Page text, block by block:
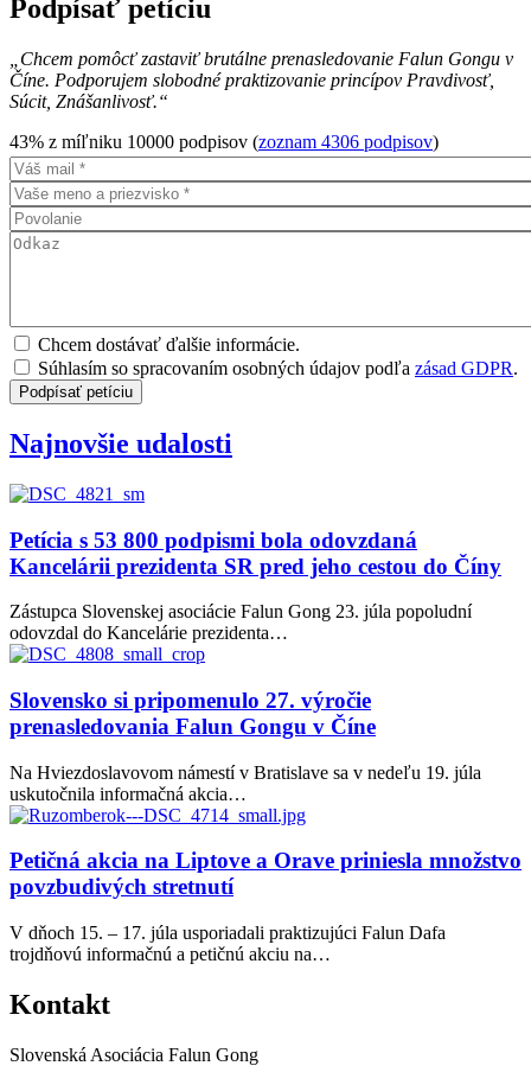
Podpísať petíciu
„Chcem pomôcť zastaviť brutálne prenasledovanie Falun Gongu v
Číne. Podporujem slobodné praktizovanie princípov Pravdivosť,
Súcit, Znášanlivosť.“
43% z míľniku 10000 podpisov (zoznam 4306 podpisov)
Chcem dostávať ďalšie informácie.
Súhlasím so spracovaním osobných údajov podľa zásad GDPR.
Najnovšie udalosti
Petícia s 53 800 podpismi bola odovzdaná
Kancelárii prezidenta SR pred jeho cestou do Číny
Zástupca Slovenskej asociácie Falun Gong 23. júla popoludní
odovzdal do Kancelárie prezidenta…
Slovensko si pripomenulo 27. výročie
prenasledovania Falun Gongu v Číne
Na Hviezdoslavovom námestí v Bratislave sa v nedeľu 19. júla
uskutočnila informačná akcia…
Petičná akcia na Liptove a Orave priniesla množstvo
povzbudivých stretnutí
V dňoch 15. – 17. júla usporiadali praktizujúci Falun Dafa
trojdňovú informačnú a petičnú akciu na…
Kontakt
Slovenská Asociácia Falun Gong